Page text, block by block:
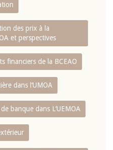
des prix à la
et perspectives
financiers de la BCEAO
dans l‘UMOA
banque dans L‘UEMOA